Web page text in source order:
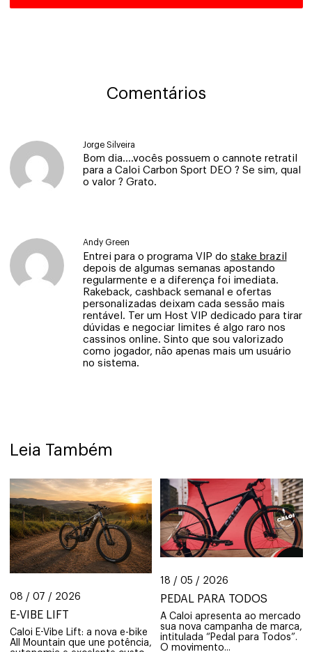
Comentários
Jorge Silveira
Bom dia….vocês possuem o cannote retratil
para a Caloi Carbon Sport DEO ? Se sim, qual
o valor ? Grato.
Andy Green
Entrei para o programa VIP do stake brazil
depois de algumas semanas apostando
regularmente e a diferença foi imediata.
Rakeback, cashback semanal e ofertas
personalizadas deixam cada sessão mais
rentável. Ter um Host VIP dedicado para tirar
dúvidas e negociar limites é algo raro nos
cassinos online. Sinto que sou valorizado
como jogador, não apenas mais um usuário
no sistema.
Leia Também
08 / 07 / 2026
E-VIBE LIFT
Caloi E-Vibe Lift: a nova e-bike
All Mountain que une potência,
18 / 05 / 2026
PEDAL PARA TODOS
A Caloi apresenta ao mercado
sua nova campanha de marca,
intitulada “Pedal para Todos”.
O movimento...